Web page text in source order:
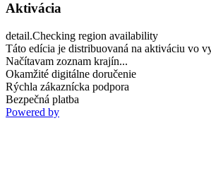
Aktivácia
detail.Checking region availability
Táto edícia je distribuovaná na aktiváciu vo
Načítavam zoznam krajín...
Okamžité digitálne doručenie
Rýchla zákaznícka podpora
Bezpečná platba
Powered by